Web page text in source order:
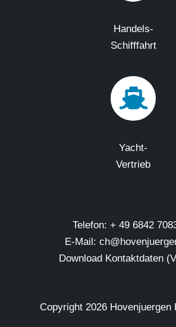
Handels-
Schifffahrt
Yacht-
Vertrieb
Telefon: + 49 6842
E-Mail:
Download Kontaktdaten
Copyright 2026 Hovenjuergen